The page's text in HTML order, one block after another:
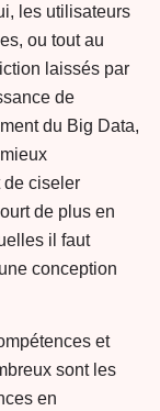
les utilisateurs
ou tout au
laissés par
de
du Big Data,
de ciseler
de plus en
il faut
conception
et
sont les
en